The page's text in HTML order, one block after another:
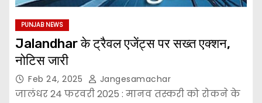
PUNJAB NEWS
Jalandhar के ट्रैवल एजेंट्स पर सख्त एक्शन,
नोटिस जारी
Feb 24, 2025 Jangesamachar
जालंधर 24 फरवरी 2025 : मानव तस्करी को रोकने के